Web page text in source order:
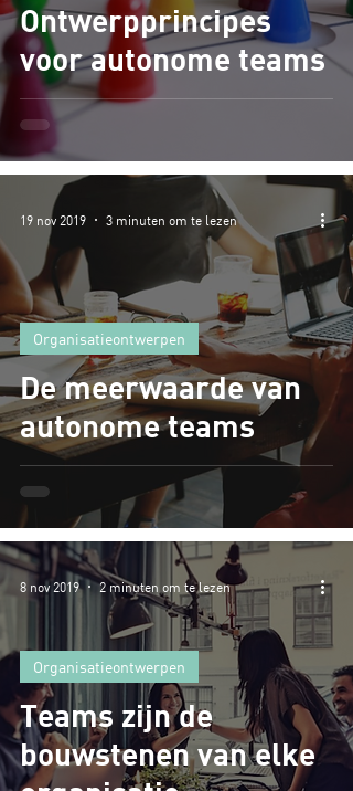
Ontwerpprincipes
voor autonome teams
De meerwaarde van
autonome teams
Organisatieontwerpen
19 nov 2019 3 minuten om te lezen
Teams zijn de
bouwstenen van elke
Organisatieontwerpen
8 nov 2019 2 minuten om te lezen